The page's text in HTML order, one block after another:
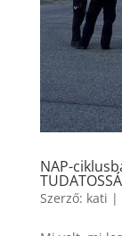
NAP-
Szerző: kati |